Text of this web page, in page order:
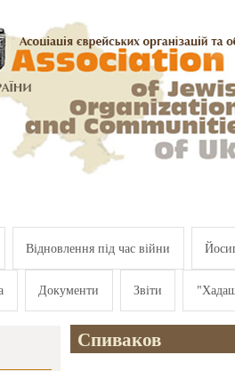
Відновлення під час війни
Документи Звіти
Спиваков